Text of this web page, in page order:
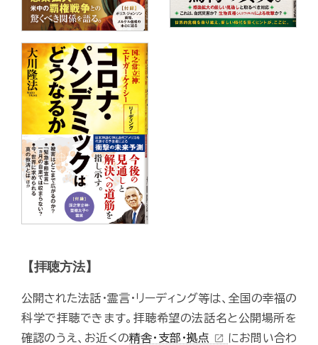
【拝聴方法】
公開された法話・霊言・リーディング等は、全国の幸福の
科学で拝聴できます。拝聴希望の法話名と公開場所を
確認のうえ、お近くの精舎・支部・拠点 open_in_new にお問い合わ